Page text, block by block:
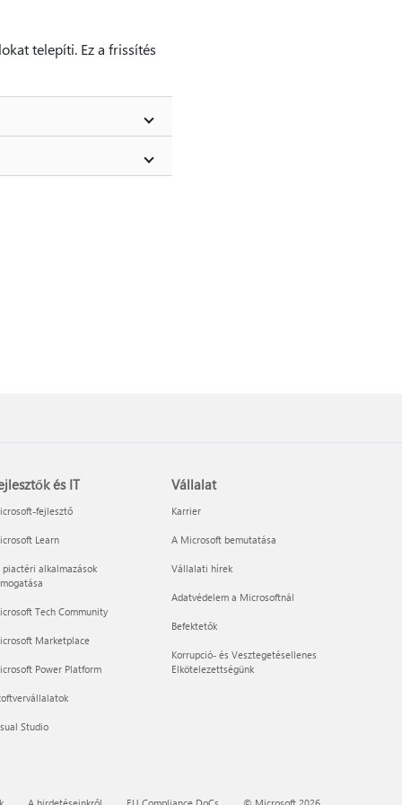
telepíti. Ez a frissítés
és IT
fejlesztő
Learn
piactéri alkalmazások
Tech Community
Marketplace
Power Platform
Studio
Vállalat
Karrier
A Microsoft bemutatása
Vállalati hírek
Adatvédelem a Microsoftnál
Befektetők
Korrupció- és Vesztegetésellenes
Elkötelezettségünk